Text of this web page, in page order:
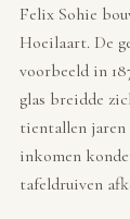
Felix Sohie
Hoeilaart. De
voorbeeld in
glas breidde
tientallen jaren
inkomen
tafeldruiven